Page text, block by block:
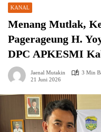
KANAL
Menang Mutlak,
Pagerageung H.
DPC APKESMI
Jaenal Mutakin
3 Min
21 Juni 2026